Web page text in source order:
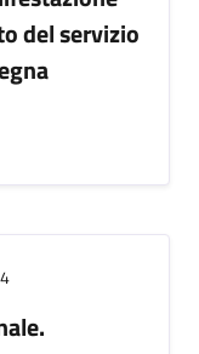
del servizio